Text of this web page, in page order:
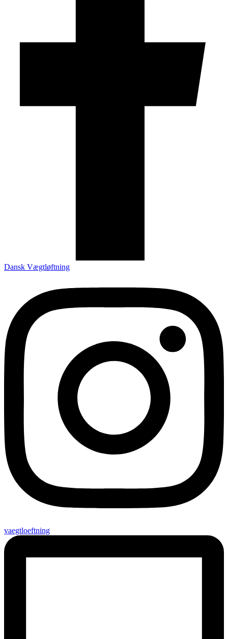
Dansk Vægtløftning
vaegtloeftning